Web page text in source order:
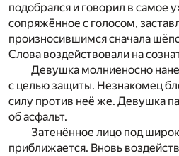
подобрался и говорил в самое
сопряжённое с голосом,
произносившимся сначала
Слова воздействовали на
Девушка молниеносно
с целью защиты. Незнакомец
силу против неё же. Девушка
об асфальт.
Затенённое лицо под
приближается. Вновь